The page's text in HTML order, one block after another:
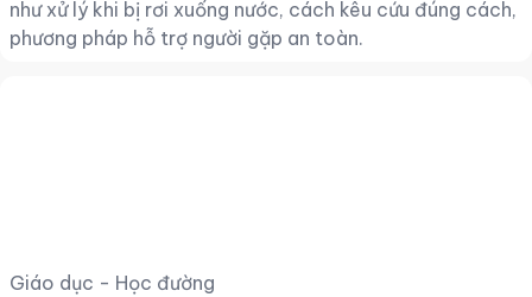
như xử lý khi bị rơi xuống nước, cách kêu cứu đúng cách,
phương pháp hỗ trợ người gặp an toàn.
Giáo dục - Học đường